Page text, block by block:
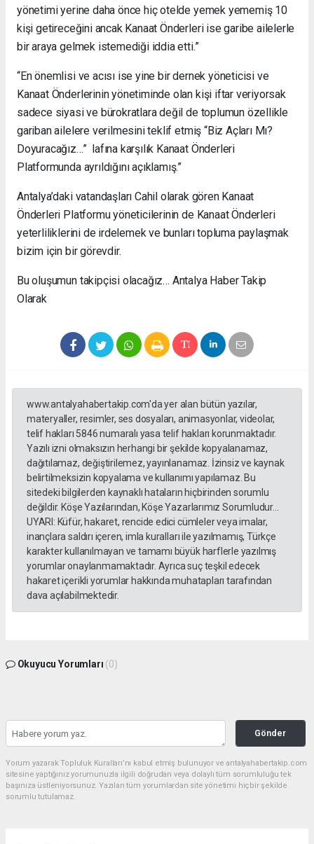
yönetimi yerine daha önce hiç otelde yemek yememiş 10
kişi getireceğini ancak Kanaat Önderleri ise garibe ailelerle
bir araya gelmek istemediği iddia etti.”
“En önemlisi ve acısı ise yine bir dernek yöneticisi ve
Kanaat Önderlerinin yönetiminde olan kişi iftar veriyorsak
sadece siyasi ve bürokratlara değil de toplumun özellikle
gariban ailelere verilmesini teklif etmiş “Biz Açları Mı?
Doyuracağız…” lafına karşılık Kanaat Önderleri
Platformunda ayrıldığını açıklamış.”
Antalya’daki vatandaşları Cahil olarak gören Kanaat
Önderleri Platformu yöneticilerinin de Kanaat Önderleri
yeterliliklerini de irdelemek ve bunları topluma paylaşmak
bizim için bir görevdir.
Bu oluşumun takipçisi olacağız… Antalya Haber Takip
Olarak
www.antalyahabertakip.com'da yer alan bütün yazılar,
materyaller, resimler, ses dosyaları, animasyonlar, videolar,
telif hakları 5846 numaralı yasa telif hakları korunmaktadır.
Yazılı izni olmaksızın herhangi bir şekilde kopyalanamaz,
dağıtılamaz, değiştirilemez, yayınlanamaz. İzinsiz ve kaynak
belirtilmeksizin kopyalama ve kullanımı yapılamaz. Bu
sitedeki bilgilerden kaynaklı hataların hiçbirinden sorumlu
değildir. Köşe Yazılarından, Köşe Yazarlarımız Sorumludur...
UYARI: Küfür, hakaret, rencide edici cümleler veya imalar,
inançlara saldırı içeren, imla kuralları ile yazılmamış, Türkçe
karakter kullanılmayan ve tamamı büyük harflerle yazılmış
yorumlar onaylanmamaktadır. Ayrıca suç teşkil edecek
hakaret içerikli yorumlar hakkında muhatapları tarafından
dava açılabilmektedir.
Okuyucu Yorumları (0)
Gönder
Yorum yazarak Topluluk Kuralları’nı kabul etmiş bulunuyor ve antalyahabertakip.com
sitesine yaptığınız yorumunuzla ilgili doğrudan veya dolaylı tüm sorumluluğu tek
başınıza üstleniyorsunuz. Yazılan tüm yorumlardan site yönetimi hiçbir şekilde
sorumlu tutulamaz.